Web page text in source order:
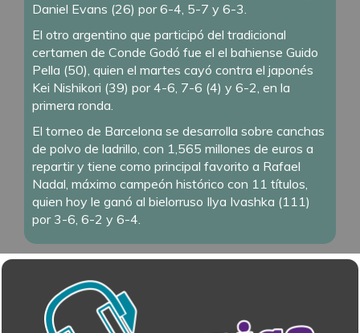
Daniel Evans (26) por 6-4, 5-7 y 6-3.
El otro argentino que participó del tradicional
certamen de Conde Godó fue el el bahiense Guido
Pella (50), quien el martes cayó contra el japonés
Kei Nishikori (39) por 4-6, 7-6 (4) y 6-2, en la
primera ronda.
El torneo de Barcelona se desarrolla sobre canchas
de polvo de ladrillo, con 1,565 millones de euros a
repartir y tiene como principal favorito a Rafael
Nadal, máximo campeón histórico con 11 títulos,
quien hoy le ganó al bielorruso Ilya Ivashka (111)
por 3-6, 6-2 y 6-4.